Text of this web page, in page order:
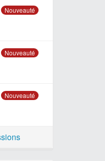
Nouveauté
Nouveauté
Nouveauté